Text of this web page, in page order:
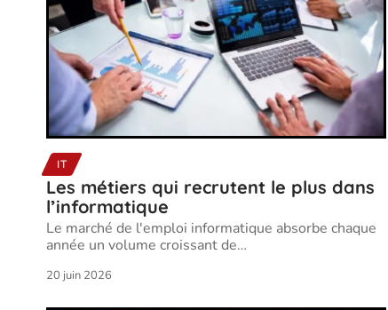
IT
Les métiers qui recrutent le plus dans
l’informatique
Le marché de l'emploi informatique absorbe chaque
année un volume croissant de…
20 juin 2026